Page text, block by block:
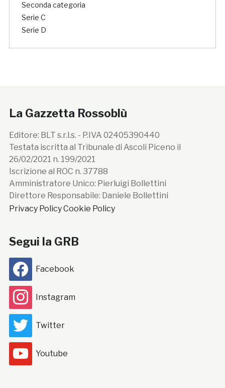
Seconda categoria
Serie C
Serie D
La Gazzetta Rossoblù
Editore: BLT s.r.l.s. - P.IVA 02405390440
Testata iscritta al Tribunale di Ascoli Piceno il
26/02/2021 n. 199/2021
Iscrizione al ROC n. 37788
Amministratore Unico: Pierluigi Bollettini
Direttore Responsabile: Daniele Bollettini
Privacy PolicyCookie Policy
Segui la GRB
Facebook
Instagram
Twitter
Youtube